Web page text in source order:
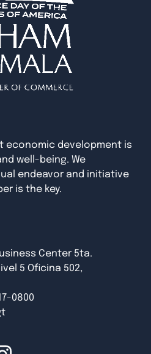
economic development is
well-being. We
endeavor and initiative
is the key.
Center 5ta.
5 Oficina 502,
0800